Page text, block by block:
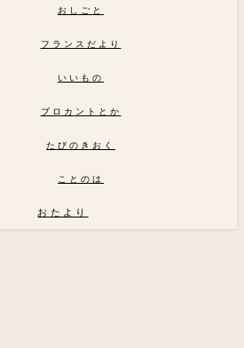
おしごと
フランスだより
いいもの
ブロカントとか
たびのきおく
ことのは
おたより